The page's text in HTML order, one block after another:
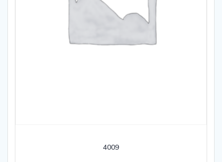
4009